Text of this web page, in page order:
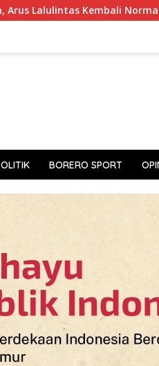
Normal Walikota
BORERO SPORT